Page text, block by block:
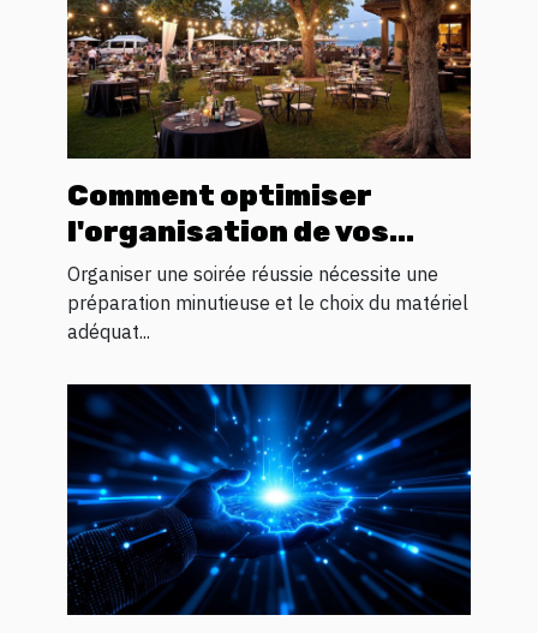
Comment optimiser
l'organisation de vos
soirées avec la location
de matériel ?
Organiser une soirée réussie nécessite une
préparation minutieuse et le choix du matériel
adéquat...